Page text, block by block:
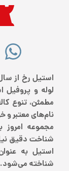
لوله و پروفیل
مطمئن، تنوع
نام‌های معتبر
مجموعه
شناخت دقیق
استیل به
شناخته می‌شود.